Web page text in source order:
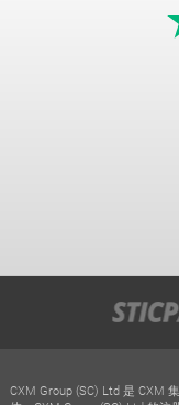
CXM Group (SC) Ltd 是 CXM